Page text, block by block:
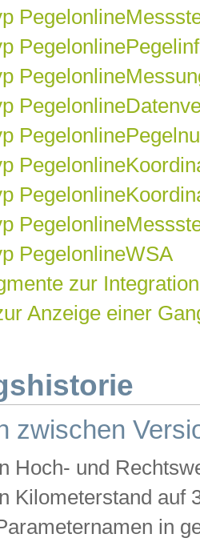
PegelonlineWSA
zur
Anzeige einer
zwischen
Hoch- und
Kilometerstand auf
in